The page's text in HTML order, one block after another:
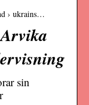
› ukrains…
sin